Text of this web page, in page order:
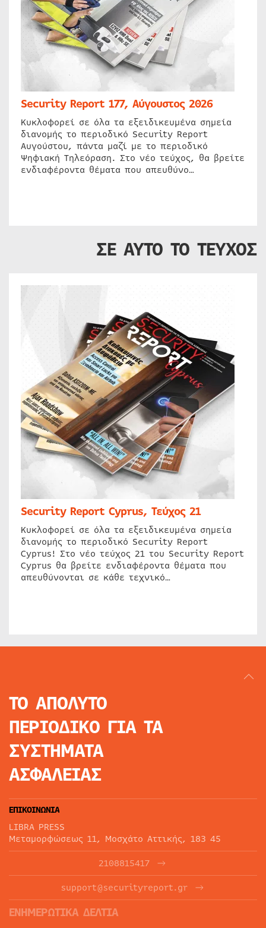
Security Report 177, Αύγουστος 2026
Κυκλοφορεί σε όλα τα εξειδικευμένα σημεία
διανομής το περιοδικό Security Report
Αυγούστου, πάντα μαζί με το περιοδικό
Ψηφιακή Τηλεόραση. Στο νέο τεύχος, θα βρείτε
ενδιαφέροντα θέματα που απευθύνο…
ΣΕ ΑΥΤΟ ΤΟ ΤΕΥΧΟΣ
Security Report Cyprus, Τεύχος 21
Κυκλοφορεί σε όλα τα εξειδικευμένα σημεία
διανομής το περιοδικό Security Report
Cyprus! Στο νέο τεύχος 21 του Security Report
Cyprus θα βρείτε ενδιαφέροντα θέματα που
απευθύνονται σε κάθε τεχνικό…
ΤΟ ΑΠΟΛΥΤΟ
ΠΕΡΙΟΔΙΚΟ ΓΙΑ ΤΑ
ΣΥΣΤΗΜΑΤΑ
ΑΣΦΑΛΕΙΑΣ
ΕΠΙΚΟΙΝΩΝΙΑ
LIBRA PRESS
Μεταμορφώσεως 11, Μοσχάτο Αττικής, 183 45
2108815417
support@securityreport.gr
ΕΝΗΜΕΡΩΤΙΚΑ ΔΕΛΤΙΑ